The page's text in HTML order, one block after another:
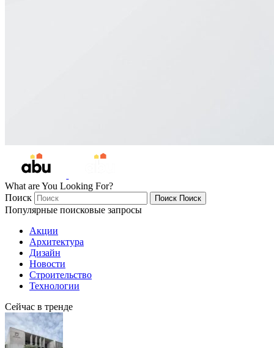
What are You Looking For?
Поиск
Поиск Поиск
Популярные поисковые запросы
Акции
Архитектура
Дизайн
Новости
Строительство
Технологии
Сейчас в тренде